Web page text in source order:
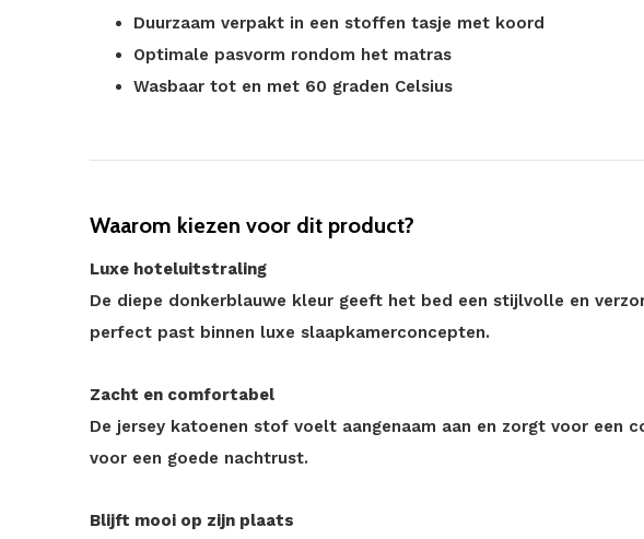
Duurzaam verpakt in een stoffen tasje met koord
Optimale pasvorm rondom het matras
Wasbaar tot en met 60 graden Celsius
Waarom kiezen voor dit product?
Luxe hoteluitstraling
De diepe donkerblauwe kleur geeft het bed een stijlvolle en
perfect past binnen luxe slaapkamerconcepten.
Zacht en comfortabel
De jersey katoenen stof voelt aangenaam aan en zorgt voor een
voor een goede nachtrust.
Blijft mooi op zijn plaats